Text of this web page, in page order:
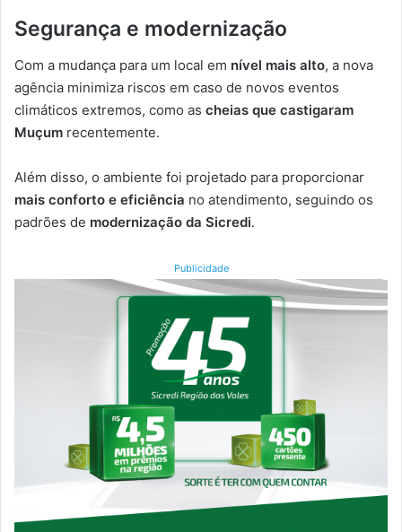
Segurança e modernização
Com a mudança para um local em nível mais alto, a nova
agência minimiza riscos em caso de novos eventos
climáticos extremos, como as cheias que castigaram
Muçum recentemente.
Além disso, o ambiente foi projetado para proporcionar
mais conforto e eficiência no atendimento, seguindo os
padrões de modernização da Sicredi.
Publicidade